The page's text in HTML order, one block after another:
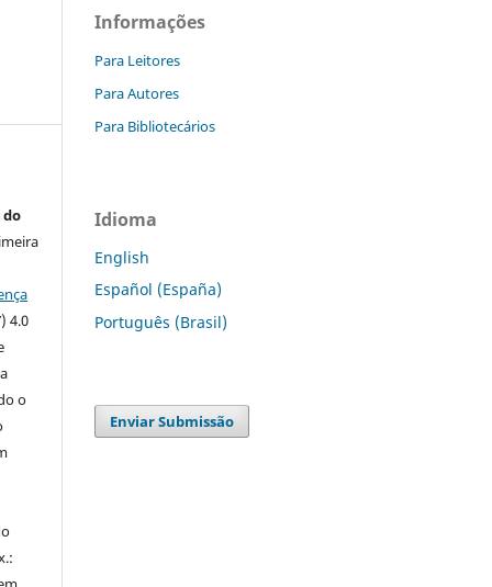
do
4.0
o
Informações
Para Leitores
Para Autores
Para Bibliotecários
Idioma
English
Español (España)
Português (Brasil)
Enviar Submissão